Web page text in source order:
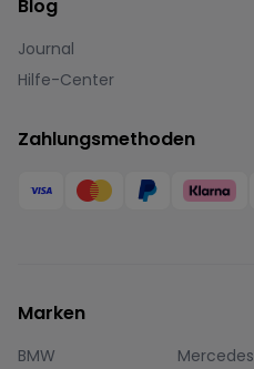
Blog
Journal
Hilfe-Center
Zahlungsmethoden
Marken
BMW Mercedes